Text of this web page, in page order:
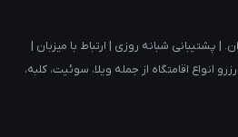
| پشتیبانی شبانه روزی | ارتباط با میزبان |
انواع اقامتگاه از جمله ویلا، سوئیت، کلبه،